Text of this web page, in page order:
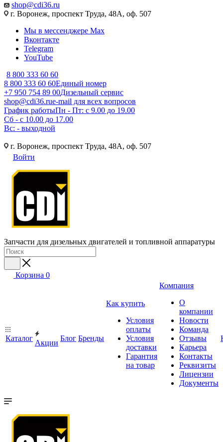
shop@cdi36.ru
г. Воронеж, проспект Труда, 48А, оф. 507
Мы в мессенджере Max
Вконтакте
Telegram
YouTube
8 800 333 60 60
8 800 333 60 60Единый номер
+7 950 754 89 00Дизельный сервис
shop@cdi36.rue-mail для всех вопросов
График работыПн - Пт: с 9.00 до 19.00
Сб - с 10.00 до 17.00
Вс: - выходной
г. Воронеж, проспект Труда, 48А, оф. 507
Войти
Запчасти для дизельных двигателей и топливной аппаратуры
Корзина 0
Каталог
Акции
Блог Бренды
Как купить
Условия
оплаты
Условия
доставки
Гарантия
на товар
Компания
О
компании
Новости
Команда
Отзывы
Карьера
Контакты
Реквизиты
Лицензии
Документы